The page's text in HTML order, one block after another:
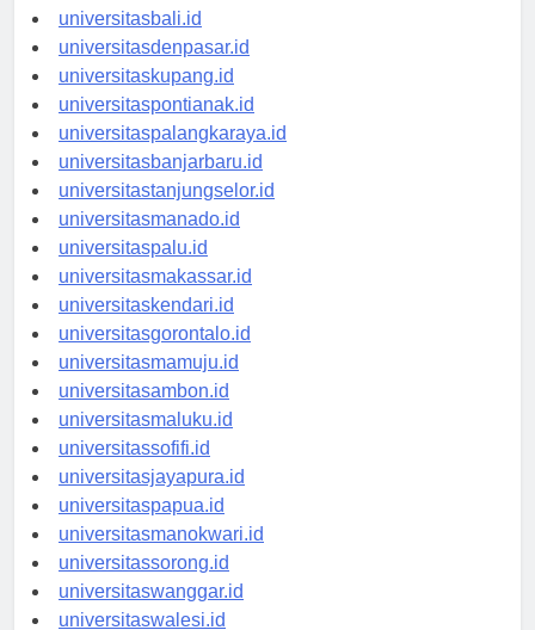
universitasbanten.id
universitasbali.id
universitasdenpasar.id
universitaskupang.id
universitaspontianak.id
universitaspalangkaraya.id
universitasbanjarbaru.id
universitastanjungselor.id
universitasmanado.id
universitaspalu.id
universitasmakassar.id
universitaskendari.id
universitasgorontalo.id
universitasmamuju.id
universitasambon.id
universitasmaluku.id
universitassofifi.id
universitasjayapura.id
universitaspapua.id
universitasmanokwari.id
universitassorong.id
universitaswanggar.id